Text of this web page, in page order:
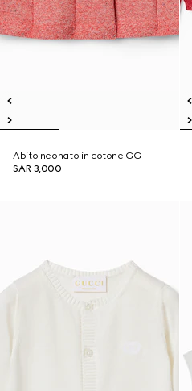
Abito neonato in cotone GG
SAR 3,000